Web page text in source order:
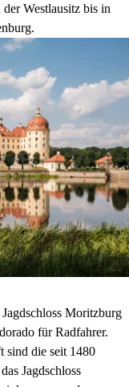
Westlausitz bis in
Moritzburg
für Radfahrer.
sind die seit 1480
Jagdschloss